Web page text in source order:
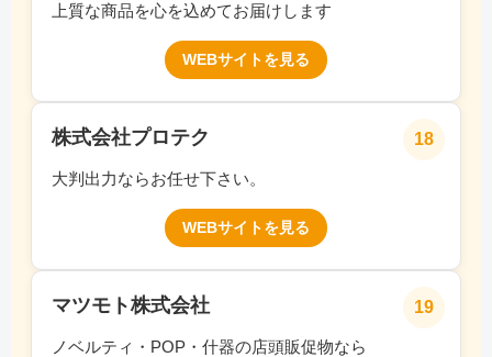
上質な商品を心を込めてお届けします
WEBサイトを見る
18
株式会社プロテク
大判出力ならお任せ下さい。
WEBサイトを見る
19
マツモト株式会社
ノベルティ・POP・什器の店頭販促物なら